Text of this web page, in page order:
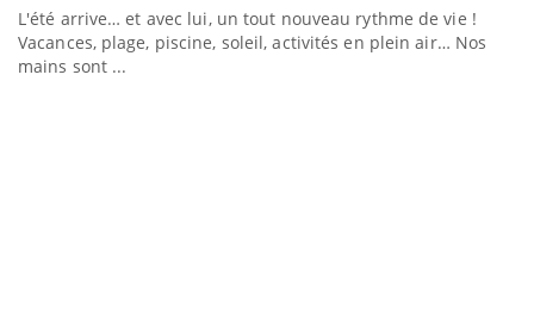
L'été arrive… et avec lui, un tout nouveau rythme de vie !
Vacances, plage, piscine, soleil, activités en plein air… Nos
mains sont ...